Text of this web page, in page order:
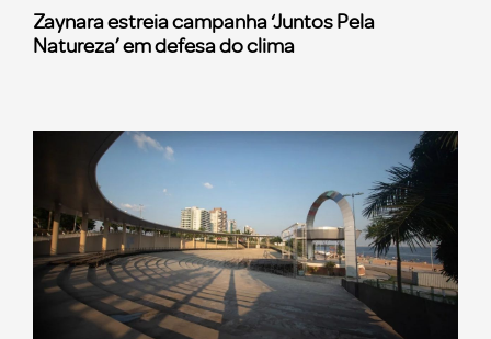
Zaynara estreia campanha ‘Juntos Pela
Natureza’ em defesa do clima